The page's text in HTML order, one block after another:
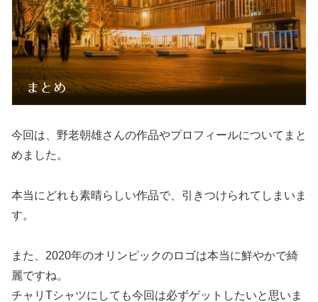
今回は、野老朝雄さんの作品やプロフィールについてまと
めました。
本当にどれも素晴らしい作品で、引きつけられてしまいま
す。
また、2020年のオリンピックのロゴは本当に鮮やかで綺
麗ですね。
チャリTシャツにしても今回は必ずゲットしたいと思いま